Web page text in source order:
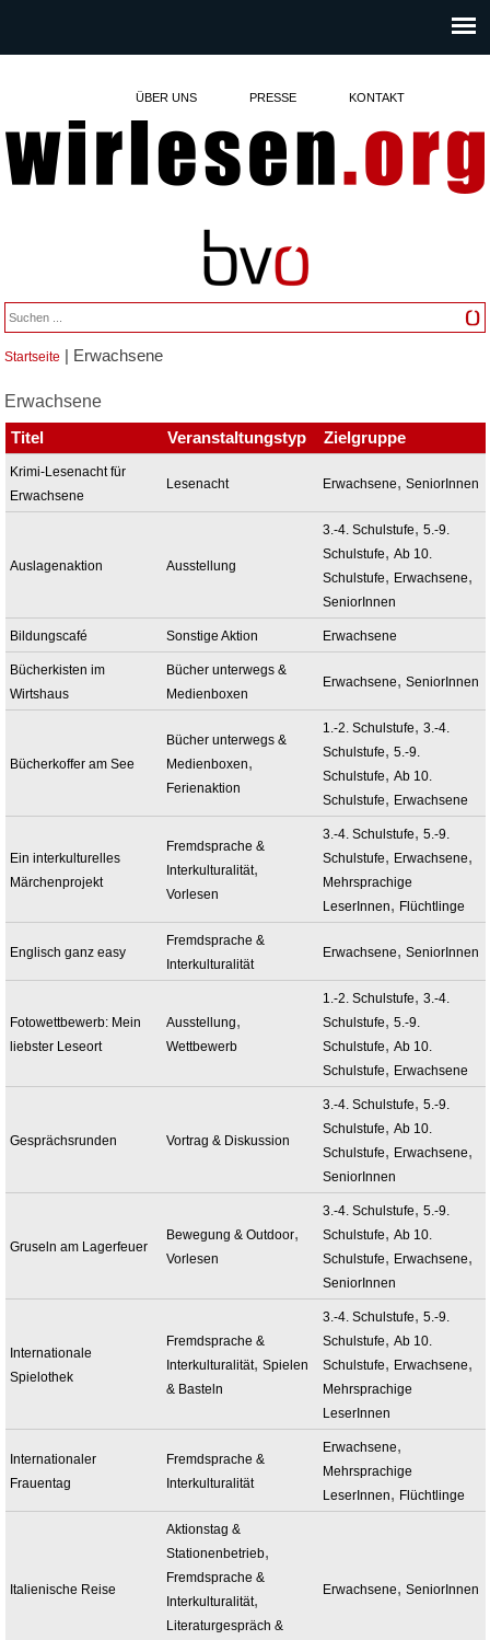
ÜBER UNS PRESSE KONTAKT
Sie sind hier
Startseite | Erwachsene
Erwachsene
Titel
Veranstaltungstyp Zielgruppe
Krimi-Lesenacht für
Erwachsene
Lesenacht Erwachsene,SeniorInnen
Auslagenaktion Ausstellung
3.-4. Schulstufe,5.-9.
Schulstufe,Ab 10.
Schulstufe, Erwachsene,
SeniorInnen
Bildungscafé Sonstige Aktion Erwachsene
Bücherkisten im
Wirtshaus
Bücher unterwegs &
Medienboxen
Erwachsene,SeniorInnen
Bücherkoffer am See
Bücher unterwegs &
Medienboxen,
Ferienaktion
1.-2. Schulstufe,3.-4.
Schulstufe,5.-9.
Schulstufe,Ab 10.
Schulstufe, Erwachsene
Ein interkulturelles
Märchenprojekt
Fremdsprache &
Interkulturalität,
Vorlesen
3.-4. Schulstufe,5.-9.
Schulstufe, Erwachsene,
Mehrsprachige
LeserInnen, Flüchtlinge
Englisch ganz easy
Fremdsprache &
Interkulturalität
Erwachsene,SeniorInnen
Fotowettbewerb: Mein
liebster Leseort
Ausstellung,
Wettbewerb
1.-2. Schulstufe,3.-4.
Schulstufe,5.-9.
Schulstufe,Ab 10.
Schulstufe, Erwachsene
Gesprächsrunden Vortrag & Diskussion
3.-4. Schulstufe,5.-9.
Schulstufe,Ab 10.
Schulstufe, Erwachsene,
SeniorInnen
Gruseln am Lagerfeuer
Bewegung & Outdoor,
Vorlesen
3.-4. Schulstufe,5.-9.
Schulstufe,Ab 10.
Schulstufe, Erwachsene,
SeniorInnen
Internationale
Spielothek
Fremdsprache &
Interkulturalität,Spielen
& Basteln
3.-4. Schulstufe,5.-9.
Schulstufe,Ab 10.
Schulstufe, Erwachsene,
Mehrsprachige
LeserInnen
Internationaler
Frauentag
Fremdsprache &
Interkulturalität
Erwachsene,
Mehrsprachige
LeserInnen, Flüchtlinge
Italienische Reise
Aktionstag &
Stationenbetrieb,
Fremdsprache &
Interkulturalität,
Literaturgespräch &
Erwachsene,SeniorInnen